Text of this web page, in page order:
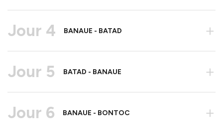
Jour 4 BANAUE - BATAD +
Jour 5 BATAD - BANAUE +
Jour 6 BANAUE - BONTOC +